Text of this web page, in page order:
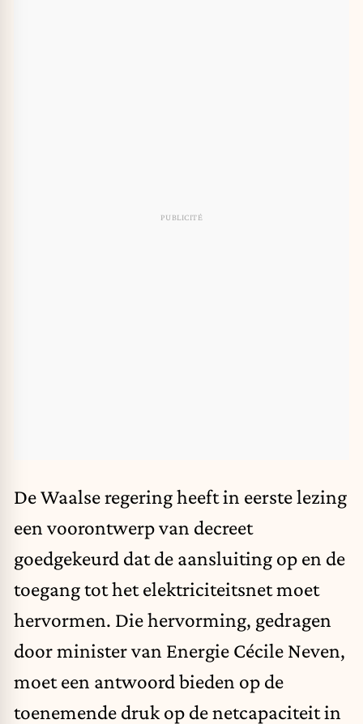
De Waalse regering heeft in eerste lezing
een voorontwerp van decreet
goedgekeurd dat de aansluiting op en de
toegang tot het elektriciteitsnet moet
hervormen. Die hervorming, gedragen
door minister van Energie Cécile Neven,
moet een antwoord bieden op de
toenemende druk op de netcapaciteit in